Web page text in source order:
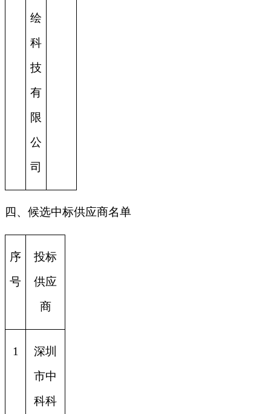
绘
科
技
有
限
公
司
四、候选中标供应商名单
序
号
投标
供应
商
1
深圳
市中
科科